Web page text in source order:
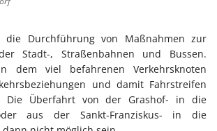
die Durchführung von Maßnahmen zur
Stadt-, Straßenbahnen und Bussen.
dem viel befahrenen Verkehrsknoten
und damit Fahrstreifen
Die Überfahrt von der Grashof- in die
aus der Sankt-Franziskus- in die